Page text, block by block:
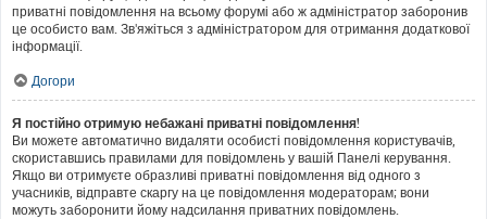
приватні повідомлення на всьому форумі або ж адміністратор заборонив
це особисто вам. Зв'яжіться з адміністратором для отримання додаткової
інформації.
Догори
Я постійно отримую небажані приватні повідомлення!
Ви можете автоматично видаляти особисті повідомлення користувачів,
скориставшись правилами для повідомлень у вашій Панелі керування.
Якщо ви отримуєте образливі приватні повідомлення від одного з
учасників, відправте скаргу на це повідомлення модераторам; вони
можуть заборонити йому надсилання приватних повідомлень.